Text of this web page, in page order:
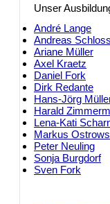
Unser
André Lange
Andreas
Ariane Müller
Axel Kraetz
Daniel Fork
Dirk Redante
Hans-Jörg
Harald
Lena-Kati
Markus
Peter Neuling
Sonja Burgdorf
Sven Fork